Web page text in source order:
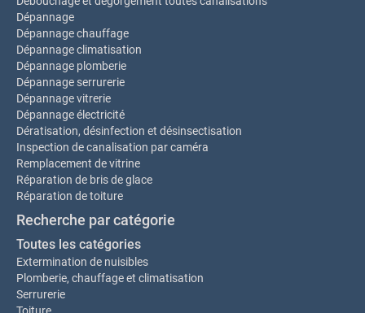
Dépannage
Dépannage chauffage
Dépannage climatisation
Dépannage plomberie
Dépannage serrurerie
Dépannage vitrerie
Dépannage électricité
Dératisation, désinfection et désinsectisation
Inspection de canalisation par caméra
Remplacement de vitrine
Réparation de bris de glace
Réparation de toiture
Recherche par catégorie
Toutes les catégories
Extermination de nuisibles
Plomberie, chauffage et climatisation
Serrurerie